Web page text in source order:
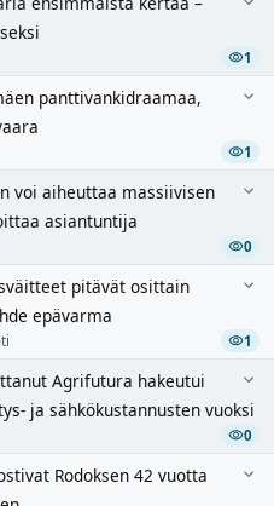
1
panttivankidraamaa,
1
voi aiheuttaa massiivisen
asiantuntija
0
pitävät osittain
epävarma
1
Agrifutura hakeutui
ja sähkökustannusten vuoksi
0
Rodoksen 42 vuotta